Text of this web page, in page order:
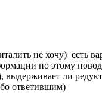
не хочу) есть
по этому
ли
ответившим)